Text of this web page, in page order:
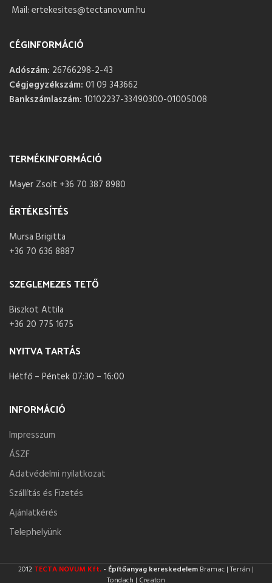
Mail: ertekesites@tectanovum.hu
CÉGINFORMÁCIÓ
Adószám: 26766298-2-43
Cégjegyzékszám: 01 09 343662
Bankszámlaszám: 10102237-33490300-01005008
TERMÉKINFORMÁCIÓ
Mayer Zsolt +36 70 387 8980
ÉRTÉKESÍTÉS
Mursa Brigitta
+36 70 636 8887
SZEGLEMEZES TETŐ
Biszkot Attila
+36 20 775 1675
NYITVA TARTÁS
Hétfő – Péntek 07:30 – 16:00
INFORMÁCIÓ
Impresszum
ÁSZF
Adatvédelmi nyilatkozat
Szállítás és Fizetés
Ajánlatkérés
Telephelyünk
2012 TECTA NOVUM Kft. - Építőanyag kereskedelem Bramac | Terrán |
Tondach | Creaton